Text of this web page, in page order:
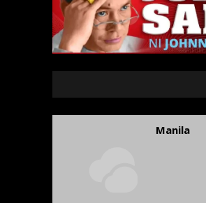
Manila